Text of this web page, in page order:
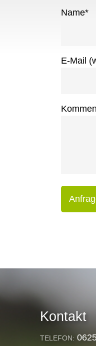
Name*
E-Mail
Kontakt
TELEFON: